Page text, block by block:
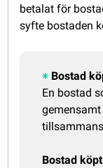
betalat för
syfte bostaden
Bostad
En bostad
Bostad